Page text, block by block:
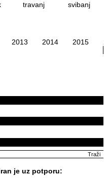
travanj svibanj
2013 2014 2015
je uz potporu: